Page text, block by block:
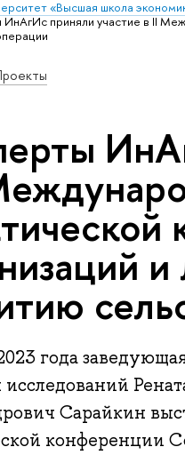
«Высшая школа
приняли участие в II
года
Сарайкин
конференции